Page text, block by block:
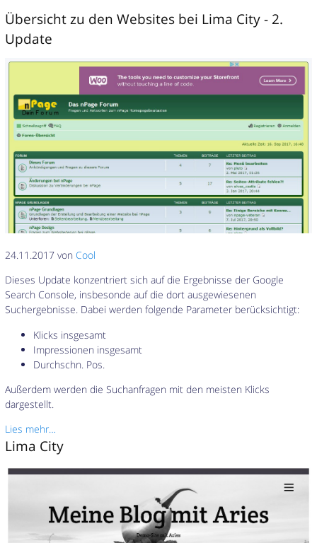
Übersicht zu den Websites bei Lima City - 2.
Update
24.11.2017 vonCool
Dieses Update konzentriert sich auf die Ergebnisse der Google
Search Console, insbesonde auf die dort ausgewiesenen
Suchergebnisse. Dabei werden folgende Parameter berücksichtigt:
Klicks insgesamt
Impressionen insgesamt
Durchschn. Pos.
Außerdem werden die Suchanfragen mit den meisten Klicks
dargestellt.
Lies mehr…
Lima City